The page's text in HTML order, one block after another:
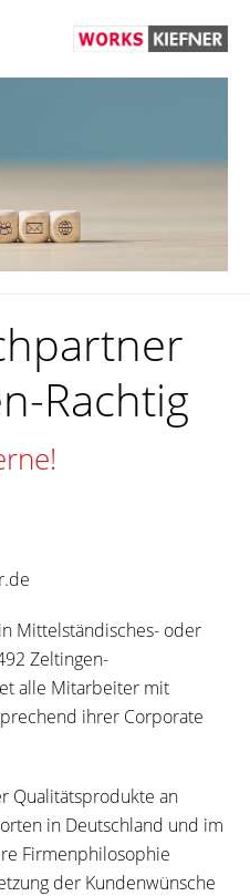
Rachtig
Mittelständisches- oder
Zeltingen-
alle Mitarbeiter mit
ihrer Corporate
Qualitätsprodukte an
in Deutschland und im
Firmenphilosophie
der Kundenwünsche